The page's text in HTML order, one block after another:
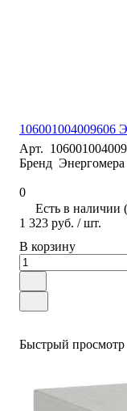
106001004009606
Арт.
Бренд Энергомера
0
Есть в наличии
1 323 руб. / шт.
В корзину
Быстрый просмотр